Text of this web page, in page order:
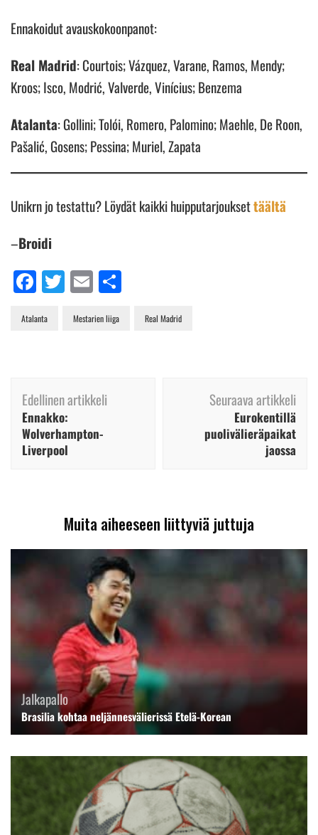
Ennakoidut avauskokoonpanot:
Real Madrid: Courtois; Vázquez, Varane, Ramos, Mendy;
Kroos; Isco, Modrić, Valverde, Vinícius; Benzema
Atalanta: Gollini; Tolói, Romero, Palomino; Maehle, De Roon,
Pašalić, Gosens; Pessina; Muriel, Zapata
Unikrn jo testattu? Löydät kaikki huipputarjouksettäältä
–Broidi
Facebook
Twitter
Email
Atalanta Mestarien liiga Real Madrid
Artikkelien
selaus
Edellinen artikkeli
Ennakko:
Wolverhampton-
Liverpool
Seuraava artikkeli
Eurokentillä
puolivälieräpaikat
jaossa
Muita aiheeseen liittyviä juttuja
Jalkapallo
Brasilia kohtaa neljännesvälierissä Etelä-Korean